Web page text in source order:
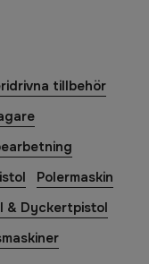
tillbehör
Polermaskin
& Dyckertpistol